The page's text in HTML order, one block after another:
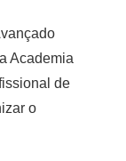
Academia
de
o